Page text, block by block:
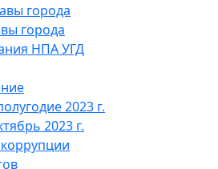
города
города
НПА УГД
2023 г.
2023 г.